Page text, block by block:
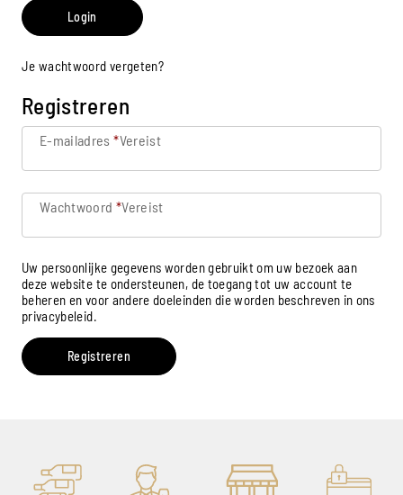
Login
Je wachtwoord vergeten?
Registreren
E-mailadres*Vereist
Wachtwoord *Vereist
Uw persoonlijke gegevens worden gebruikt om uw bezoek aan
deze website te ondersteunen, de toegang tot uw account te
beheren en voor andere doeleinden die worden beschreven in ons
privacybeleid.
Registreren